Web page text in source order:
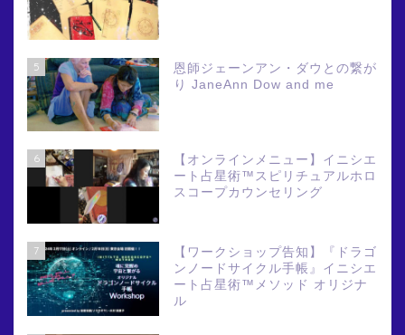
5
恩師ジェーンアン・ダウとの繋が
り JaneAnn Dow and me
6
【オンラインメニュー】イニシエ
ート占星術™スピリチュアルホロ
スコープカウンセリング
7
【ワークショップ告知】『ドラゴ
ンノードサイクル手帳』イニシエ
ート占星術™メソッド オリジナ
ル